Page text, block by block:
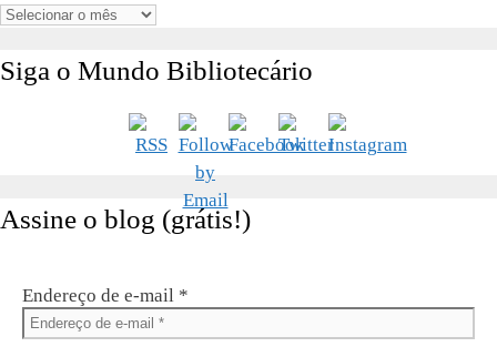
Arquivos
Siga o Mundo Bibliotecário
Assine o blog (grátis!)
Endereço de e-mail *